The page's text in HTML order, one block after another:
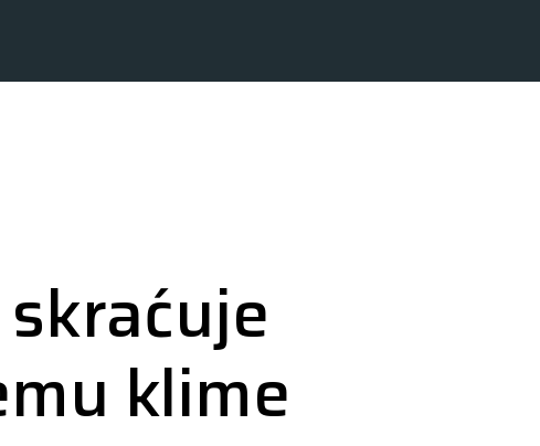
klime